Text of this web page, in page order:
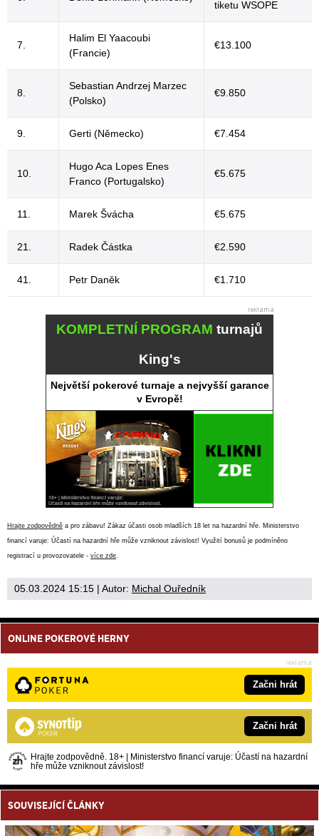
tiketu WSOPE
7.
Halim El Yaacoubi
(Francie)
€13.100
8.
Sebastian Andrzej Marzec
(Polsko)
€9.850
9. Gerti (Německo) €7.454
10.
Hugo Aca Lopes Enes
Franco (Portugalsko)
€5.675
11. Marek Švácha €5.675
21. Radek Částka €2.590
41. Petr Daněk €1.710
KOMPLETNÍ PROGRAM turnajů
King's
Největší pokerové turnaje a nejvyšší garance
v Evropě!
Hrajte zodpovědně a pro zábavu! Zákaz účasti osob mladších 18 let na hazardní hře. Ministerstvo
financí varuje: Účastí na hazardní hře může vzniknout závislost! Využití bonusů je podmíněno
registrací u provozovatele - více zde.
05.03.2024 15:15 | Autor: Michal Ouředník
ONLINE POKEROVÉ HERNY
Začni hrát
Začni hrát
Hrajte zodpovědně. 18+ | Ministerstvo financí varuje: Účastí na hazardní
hře může vzniknout závislost!
SOUVISEJÍCÍ ČLÁNKY